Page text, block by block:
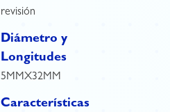
revisión
Diámetro y
Longitudes
5MMX32MM
Características